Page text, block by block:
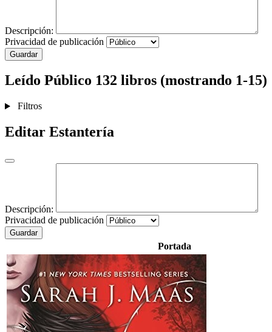
Descripción:
Privacidad de publicación
Guardar
Leído Público 132 libros (mostrando 1-15)
Filtros
Editar Estantería
Descripción:
Privacidad de publicación
Guardar
Portada